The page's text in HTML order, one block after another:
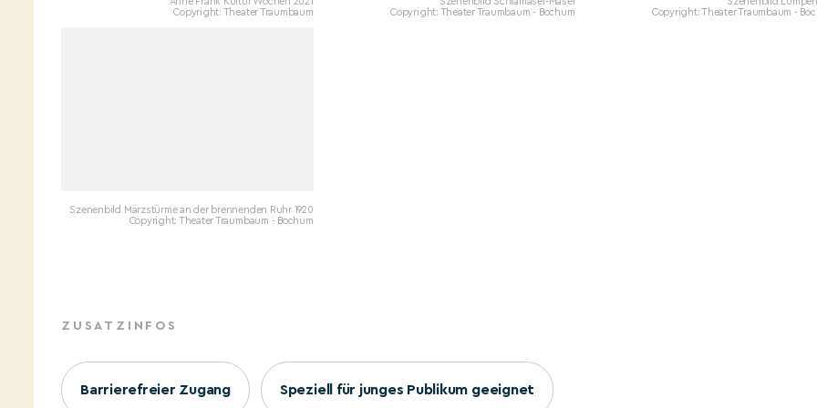
Copyright: Theater Traumbaum
Copyright: Theater Traumbaum - Bochum
Copyright: Theater Traumbaum -
Szenenbild Märzstürme an der brennenden Ruhr 1920
Copyright: Theater Traumbaum - Bochum
ZUSATZINFOS
Barrierefreier Zugang Speziell für junges Publikum geeignet